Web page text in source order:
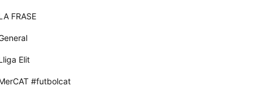
FRASE
Elit
#futbolcat